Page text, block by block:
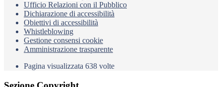
Ufficio Relazioni con il Pubblico
Dichiarazione di accessibilità
Obiettivi di accessibilità
Whistleblowing
Gestione consensi cookie
Amministrazione trasparente
Pagina visualizzata 638 volte